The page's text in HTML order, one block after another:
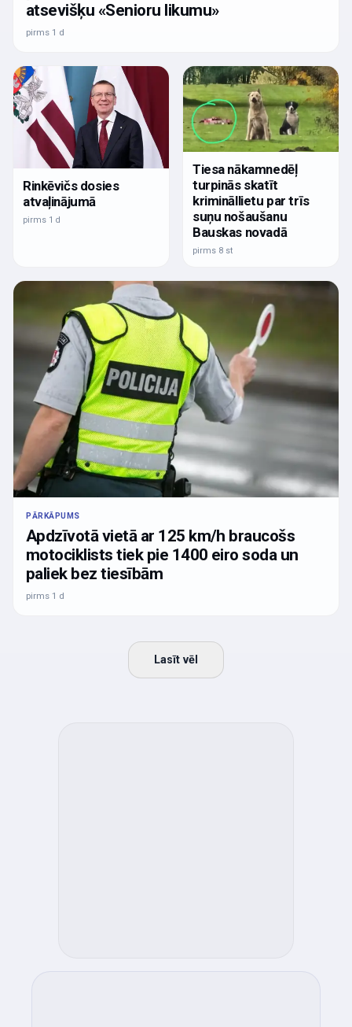
atsevišķu «Senioru likumu»
pirms 1 d
Rinkēvičs dosies
atvaļinājumā
pirms 1 d
Tiesa nākamnedēļ
turpinās skatīt
krimināllietu par trīs
suņu nošaušanu
Bauskas novadā
pirms 8 st
PĀRKĀPUMS
Apdzīvotā vietā ar 125 km/h braucošs
motociklists tiek pie 1400 eiro soda un
paliek bez tiesībām
pirms 1 d
Lasīt vēl